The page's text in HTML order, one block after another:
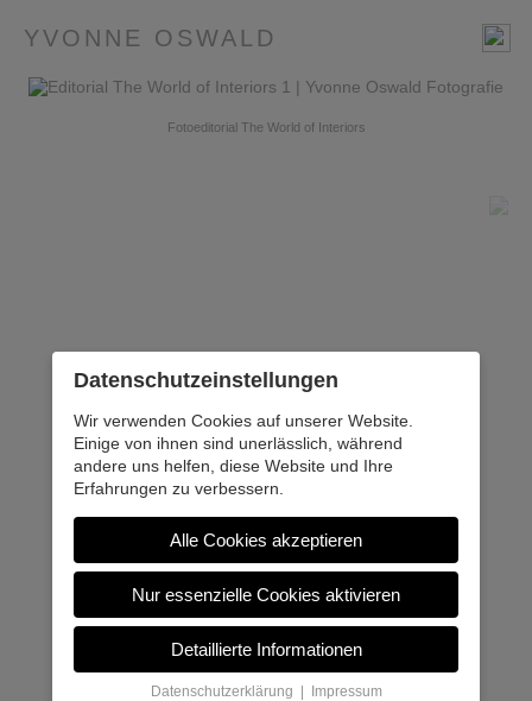
YVONNE OSWALD
Fotoeditorial The World of Interiors
Datenschutz­einstellungen
Wir verwenden Cookies auf unserer Website.
Einige von ihnen sind unerlässlich, während
andere uns helfen, diese Website und Ihre
Erfahrungen zu verbessern.
Alle Cookies akzeptieren
Nur essenzielle Cookies aktivieren
Detaillierte Informationen
Datenschutzerklärung | Impressum